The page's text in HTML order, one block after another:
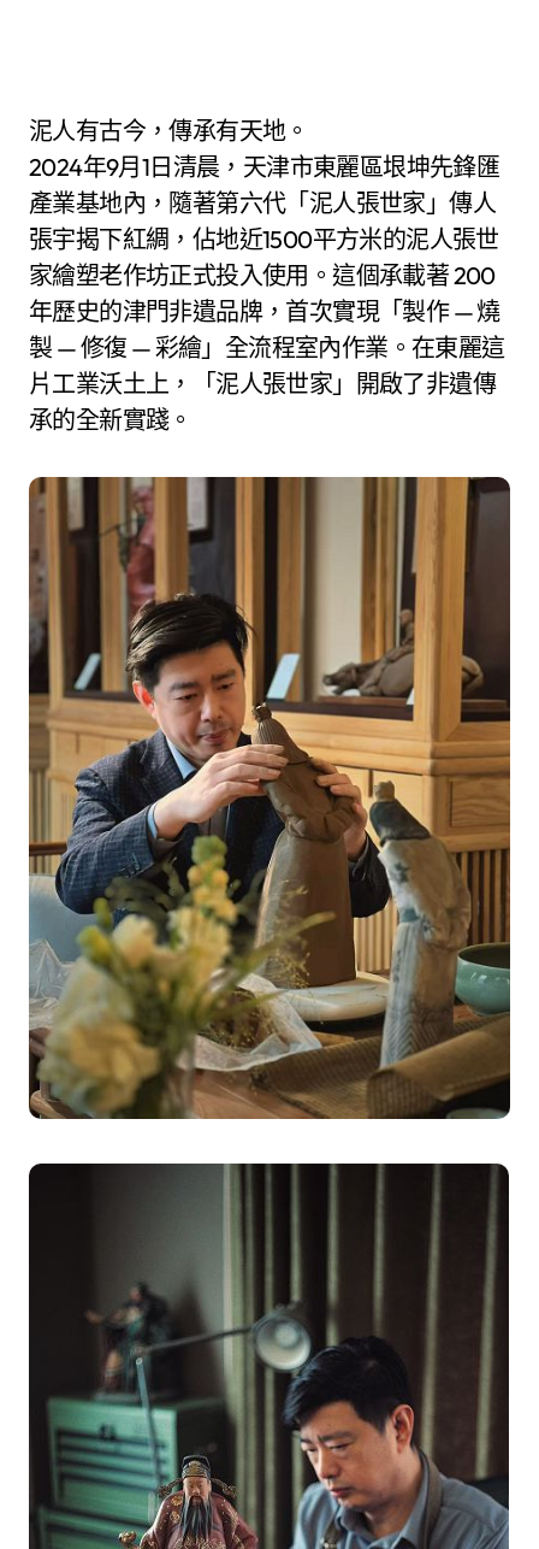
泥人有古今，傳承有天地。
2024年9月1日清晨，天津市東麗區垠坤先鋒匯
產業基地內，隨著第六代「泥人張世家」傳人
張宇揭下紅綢，佔地近1500平方米的泥人張世
家繪塑老作坊正式投入使用。這個承載著 200
年歷史的津門非遺品牌，首次實現「製作 — 燒
製 — 修復 — 彩繪」全流程室內作業。在東麗這
片工業沃土上，「泥人張世家」開啟了非遺傳
承的全新實踐。